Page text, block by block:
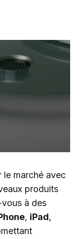
le marché avec
produits
vous à des
, iPad,